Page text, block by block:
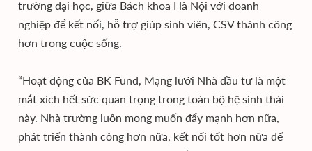
trường đại học, giữa Bách khoa Hà Nội với doanh
nghiệp để kết nối, hỗ trợ giúp sinh viên, CSV thành công
hơn trong cuộc sống.
“Hoạt động của BK Fund, Mạng lưới Nhà đầu tư là một
mắt xích hết sức quan trọng trong toàn bộ hệ sinh thái
này. Nhà trường luôn mong muốn đẩy mạnh hơn nữa,
phát triển thành công hơn nữa, kết nối tốt hơn nữa để